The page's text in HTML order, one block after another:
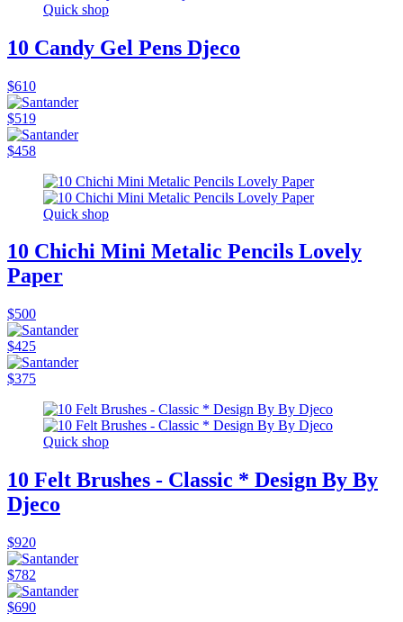
Quick shop
10 Candy Gel Pens Djeco
$610
$519
$458
Quick shop
10 Chichi Mini Metalic Pencils Lovely
Paper
$500
$425
$375
Quick shop
10 Felt Brushes - Classic * Design By By
Djeco
$920
$782
$690